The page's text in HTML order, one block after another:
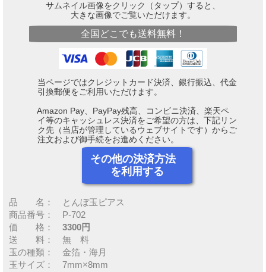
サムネイル画像をクリック（タップ）すると、
大きな画像でご覧いただけます。
全国どこでも送料無料！
当ページではクレジットカード決済、銀行振込、代金
引換郵便をご利用いただけます。
Amazon Pay、PayPay残高、コンビニ決済、楽天ペ
イ等のキャッシュレス決済をご希望の方は、下記リン
ク先（当店が管理しているウェブサイトです）からご
注文および御手続をお進めください。
その他の決済方法
を利用する
品 名： とんぼ玉ピアス
商品番号： P-702
価 格： 3300円
送 料： 無 料
玉の種類： 金箔・海月
玉サイズ： 7mm×8mm